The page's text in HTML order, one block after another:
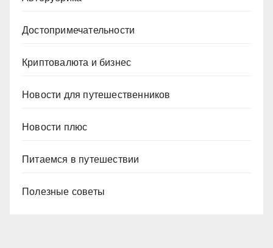
Достопримечательности
Криптовалюта и бизнес
Новости для путешественников
Новости плюс
Питаемся в путешествии
Полезные советы